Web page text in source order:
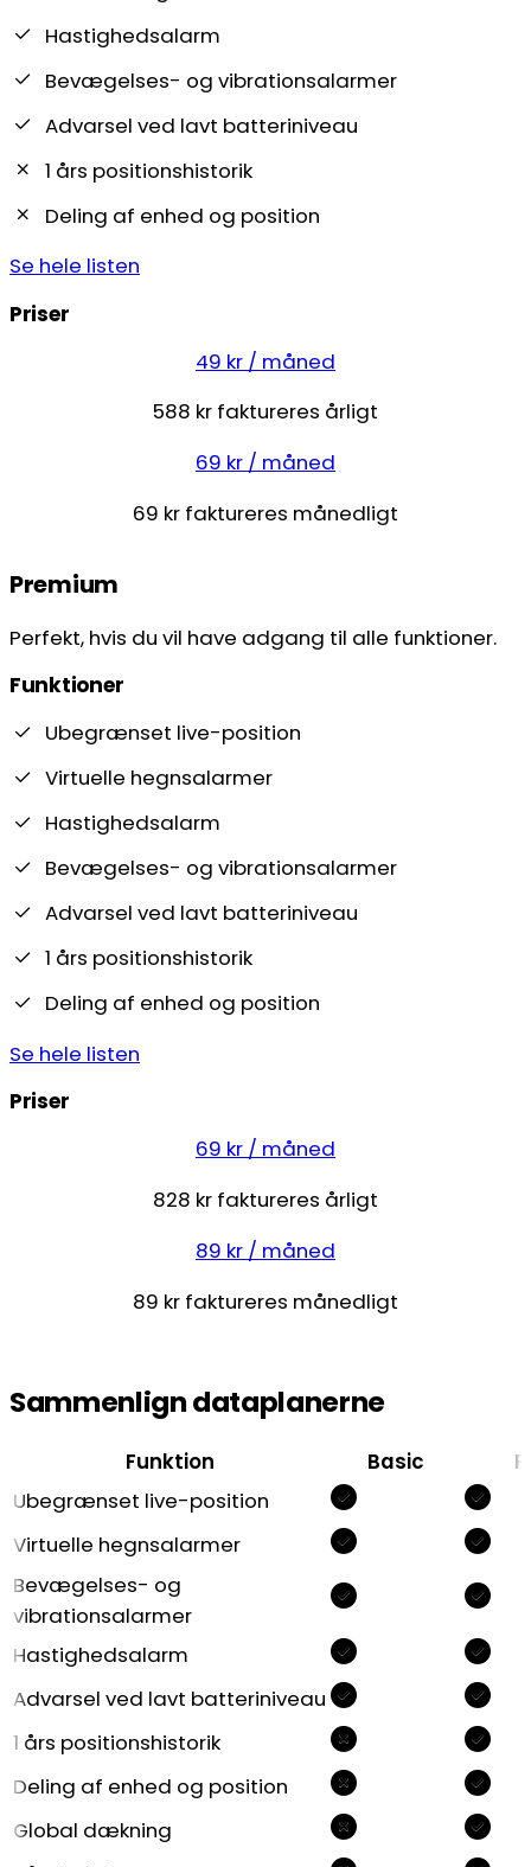
Hastighedsalarm
Bevægelses- og vibrationsalarmer
Advarsel ved lavt batteriniveau
1 års positionshistorik
Deling af enhed og position
Se hele listen
Priser
49 kr / måned
588 kr faktureres årligt
69 kr / måned
69 kr faktureres månedligt
Premium
Perfekt, hvis du vil have adgang til alle funktioner.
Funktioner
Ubegrænset live-position
Virtuelle hegnsalarmer
Hastighedsalarm
Bevægelses- og vibrationsalarmer
Advarsel ved lavt batteriniveau
1 års positionshistorik
Deling af enhed og position
Se hele listen
Priser
69 kr / måned
828 kr faktureres årligt
89 kr / måned
89 kr faktureres månedligt
Sammenlign dataplanerne
Funktion Basic
Ubegrænset live-position
Virtuelle hegnsalarmer
Bevægelses- og
vibrationsalarmer
Hastighedsalarm
Advarsel ved lavt batteriniveau
1 års positionshistorik
Deling af enhed og position
Global dækning